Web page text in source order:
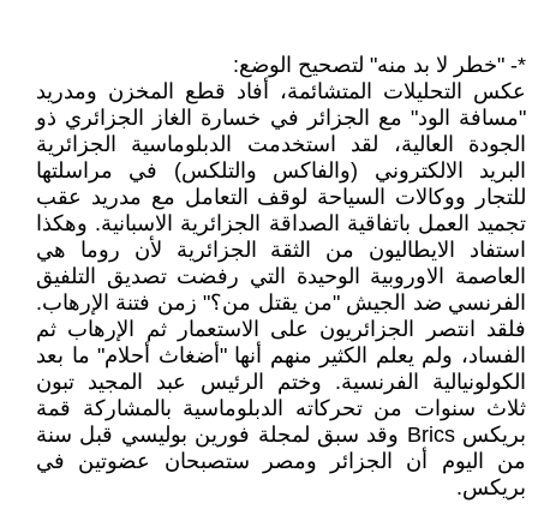
*- "خطر لا بد منه" لتصحيح الوضع:
عكس التحليلات المتشائمة، أفاد قطع المخزن ومدريد
"مسافة الود" مع الجزائر في خسارة الغاز الجزائري ذو
الجودة العالية، لقد استخدمت الدبلوماسية الجزائرية
البريد الالكتروني (والفاكس والتلكس) في مراسلتها
للتجار ووكالات السياحة لوقف التعامل مع مدريد عقب
تجميد العمل باتفاقية الصداقة الجزائرية الاسبانية. وهكذا
استفاد الايطاليون من الثقة الجزائرية لأن روما هي
العاصمة الاوروبية الوحيدة التي رفضت تصديق التلفيق
الفرنسي ضد الجيش "من يقتل من؟" زمن فتنة الإرهاب.
فلقد انتصر الجزائريون على الاستعمار ثم الإرهاب ثم
الفساد، ولم يعلم الكثير منهم أنها "أضغاث أحلام" ما بعد
الكولونيالية الفرنسية. وختم الرئيس عبد المجيد تبون
ثلاث سنوات من تحركاته الدبلوماسية بالمشاركة قمة
بريكس Brics وقد سبق لمجلة فورين بوليسي قبل سنة
من اليوم أن الجزائر ومصر ستصبحان عضوتين في
بريكس.